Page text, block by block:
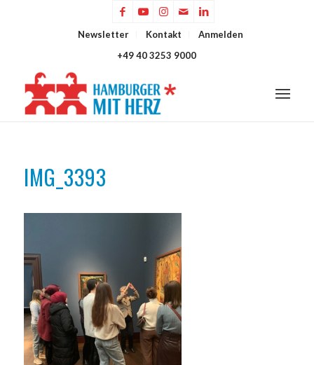
Newsletter Kontakt
Anmelden
+49 40 3253 9000
IMG_3393